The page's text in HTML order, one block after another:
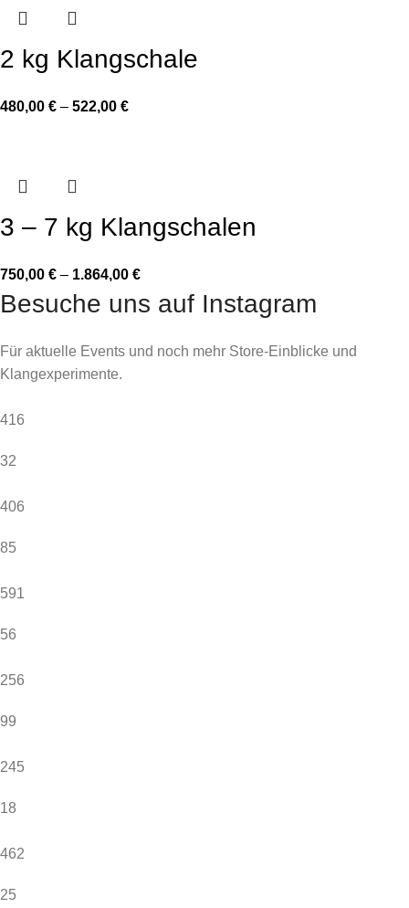
2 kg Klangschale
480,00 € – 522,00 €
3 – 7 kg Klangschalen
750,00 € – 1.864,00 €
Besuche uns auf Instagram
Für aktuelle Events und noch mehr Store-Einblicke und
Klangexperimente.
416
32
406
85
591
56
256
99
245
18
462
25